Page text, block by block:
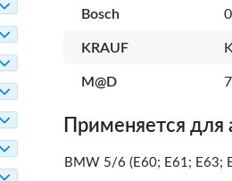
Bosch
KRAUF
M@D
Применяется для
BMW 5/6 (E60; E61; E63;